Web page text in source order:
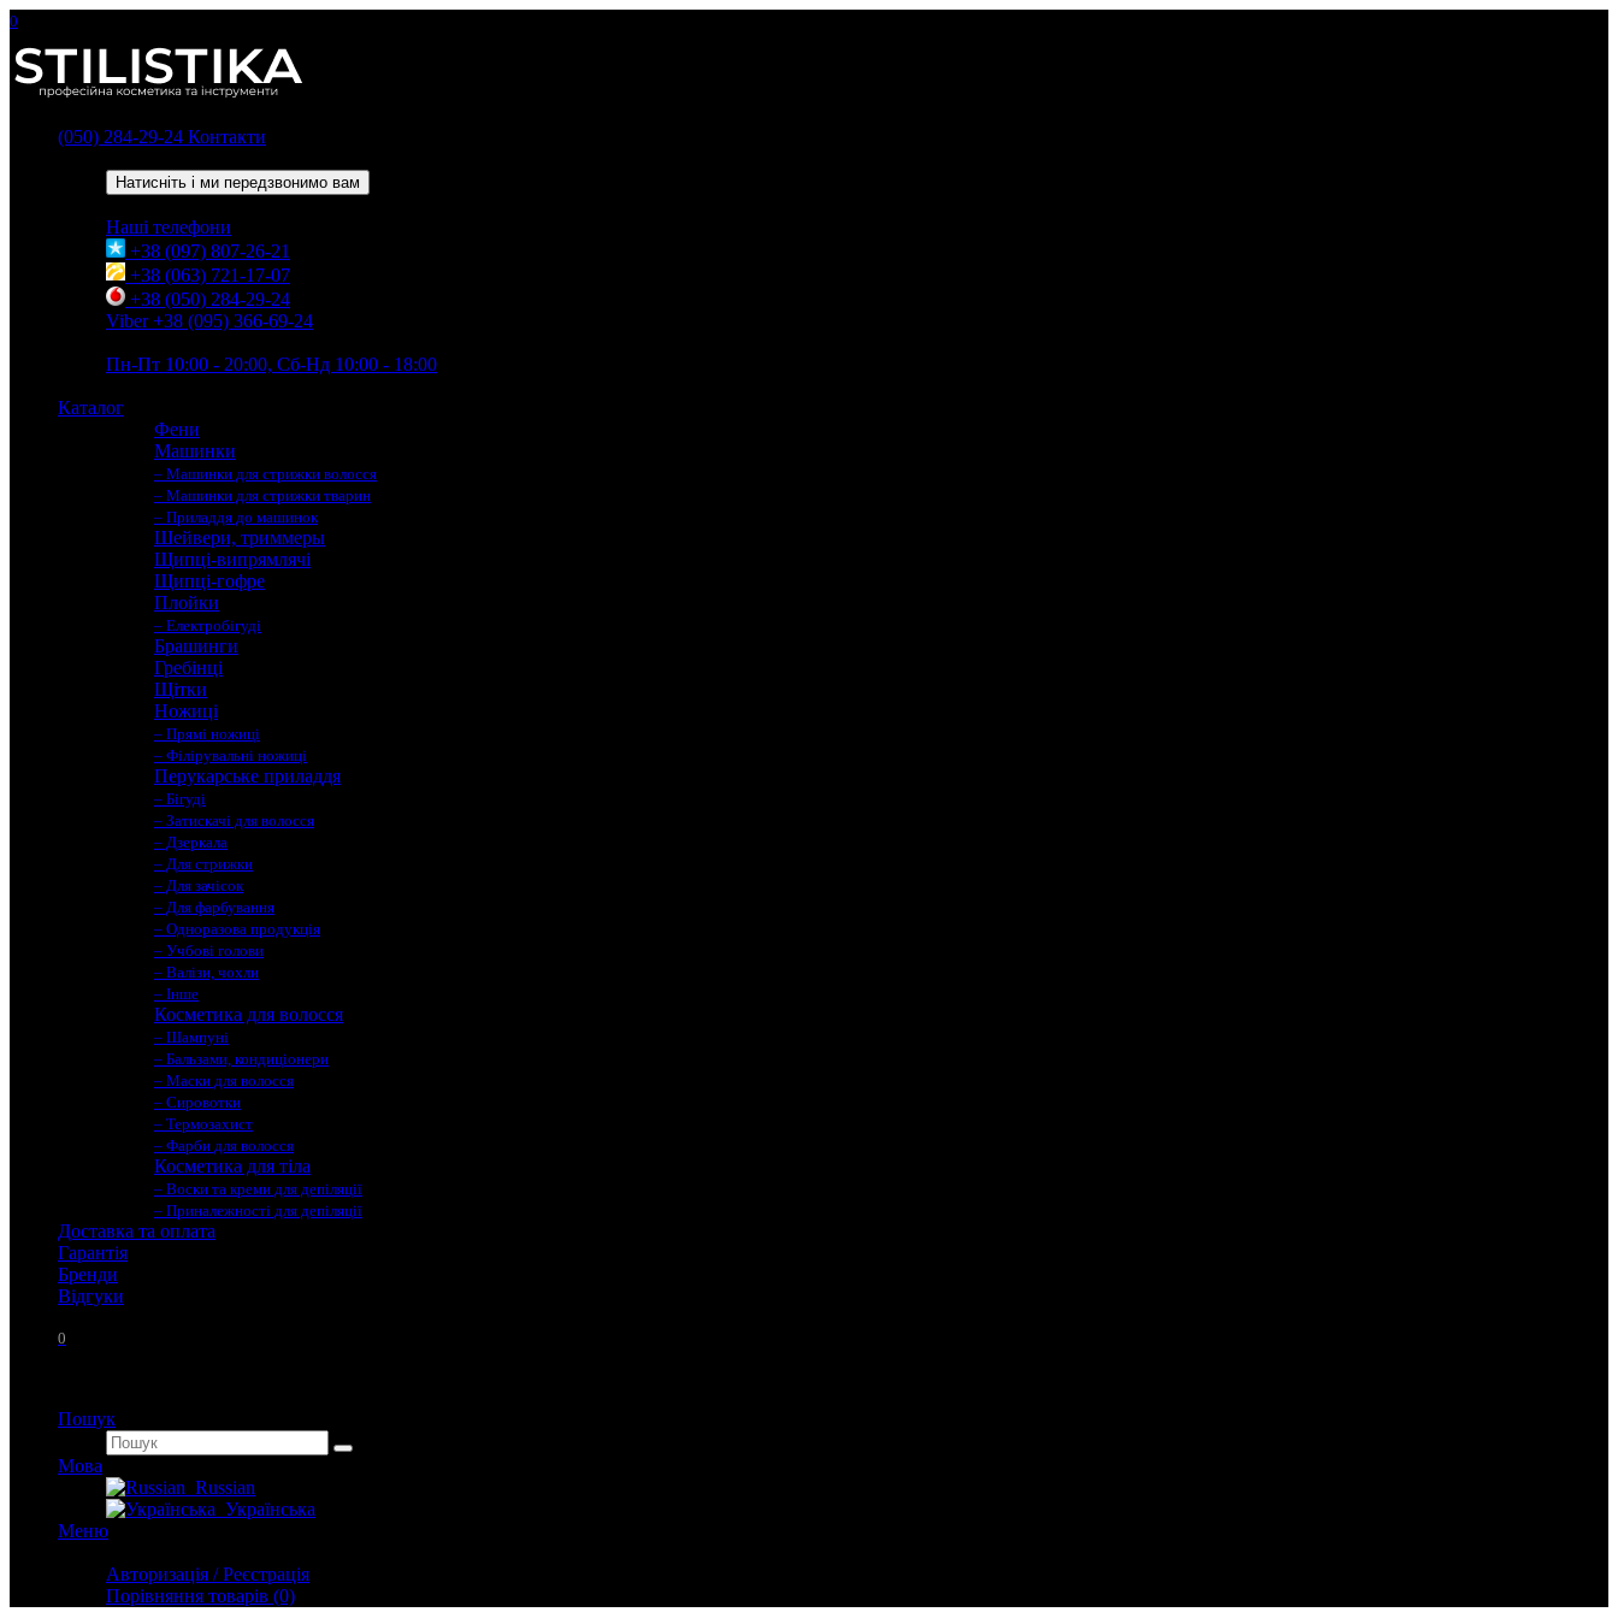
0
(050) 284-29-24 Контакти
Натисніть і ми передзвонимо вам
Наші телефони
+38 (097) 807-26-21
+38 (063) 721-17-07
+38 (050) 284-29-24
Viber +38 (095) 366-69-24
Пн-Пт 10:00 - 20:00, Сб-Нд 10:00 - 18:00
Каталог
Фени
Машинки
– Машинки для стрижки волосся
– Машинки для стрижки тварин
– Приладдя до машинок
Шейвери, триммеры
Щипці-випрямлячі
Щипці-гофре
Плойки
– Електробігуді
Брашинги
Гребінці
Щітки
Ножиці
– Прямі ножиці
– Філірувальні ножиці
Перукарське приладдя
– Бігуді
– Затискачі для волосся
– Дзеркала
– Для стрижки
– Для зачісок
– Для фарбування
– Одноразова продукція
– Учбові голови
– Валізи, чохли
– Інше
Косметика для волосся
– Шампуні
– Бальзами, кондиціонери
– Маски для волосся
– Сировотки
– Термозахист
– Фарби для волосся
Косметика для тіла
– Воски та креми для депіляції
– Приналежності для депіляції
Доставка та оплата
Гарантія
Бренди
Вiдгуки
0
Пошук
Мова
Russian
Українська
Меню
Авторизація / Реєстрація
Порівняння товарів (0)